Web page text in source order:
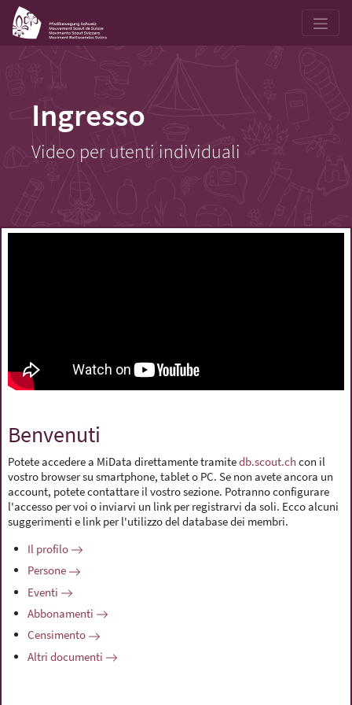
Ingresso
Video per utenti individuali
Benvenuti
Potete accedere a MiData direttamente tramitedb.scout.ch con il
vostro browser su smartphone, tablet o PC. Se non avete ancora un
account, potete contattare il vostro sezione. Potranno configurare
l'accesso per voi o inviarvi un link per registrarvi da soli. Ecco alcuni
suggerimenti e link per l'utilizzo del database dei membri.
Il profilo
Persone
Eventi
Abbonamenti
Censimento
Altri documenti